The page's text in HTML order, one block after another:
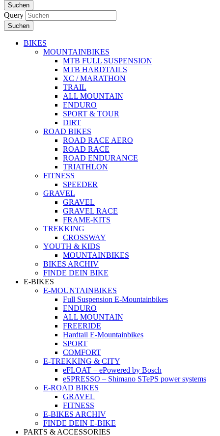
Suchen
Query
Suchen
BIKES
MOUNTAINBIKES
MTB FULL SUSPENSION
MTB HARDTAILS
XC / MARATHON
TRAIL
ALL MOUNTAIN
ENDURO
SPORT & TOUR
DIRT
ROAD BIKES
ROAD RACE AERO
ROAD RACE
ROAD ENDURANCE
TRIATHLON
FITNESS
SPEEDER
GRAVEL
GRAVEL
GRAVEL RACE
FRAME-KITS
TREKKING
CROSSWAY
YOUTH & KIDS
MOUNTAINBIKES
BIKES ARCHIV
FINDE DEIN BIKE
E-BIKES
E-MOUNTAINBIKES
Full Suspension E-Mountainbikes
ENDURO
ALL MOUNTAIN
FREERIDE
Hardtail E-Mountainbikes
SPORT
COMFORT
E-TREKKING & CITY
eFLOAT – ePowered by Bosch
eSPRESSO – Shimano STePS power systems
E-ROAD BIKES
GRAVEL
FITNESS
E-BIKES ARCHIV
FINDE DEIN E-BIKE
PARTS & ACCESSORIES